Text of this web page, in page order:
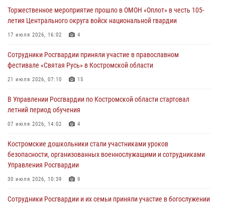
29 июля 2026, 06:26 1
Cотрудники Росгвардии и их семьи приняли участие в богослужении
28 июля 2026, 06:14 2
Более пятидесяти поступивших сигналов отработали костромские
27 июля 2026, 09:53
«Росгвардия. Вехи истории»: послевоенный опыт войск
27 июля 2026, 07:11
Торжественное мероприятие прошло в ОМОН «Оплот» в честь 105-
летия Центрального округа войск национальной гвардии
17 июля 2026, 16:02 4
Сотрудники Росгвардии приняли участие в православном
фестивале «Святая Русь» в Костромской области
21 июля 2026, 07:10 15
В Управлении Росгвардии по Костромской области стартовал
летний период обучения
07 июля 2026, 14:02 4
Костромские дошкольники стали участниками уроков
безопасности, организованных военнослужащими и сотрудниками
Управления Росгвардии
30 июля 2026, 10:39 9
Cотрудники Росгвардии и их семьи приняли участие в богослужении